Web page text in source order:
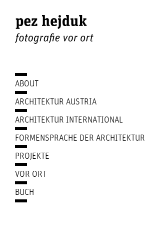
ABOUT
ARCHITEKTUR AUSTRIA
ARCHITEKTUR INTERNATIONAL
FORMENSPRACHE DER ARCHITEKTUR
PROJEKTE
VOR ORT
BUCH